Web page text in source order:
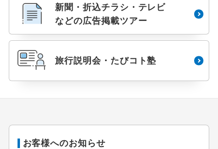
新聞・折込チラシ・テレビ
などの広告掲載ツアー
旅行説明会・たびコト塾
お客様へのお知らせ